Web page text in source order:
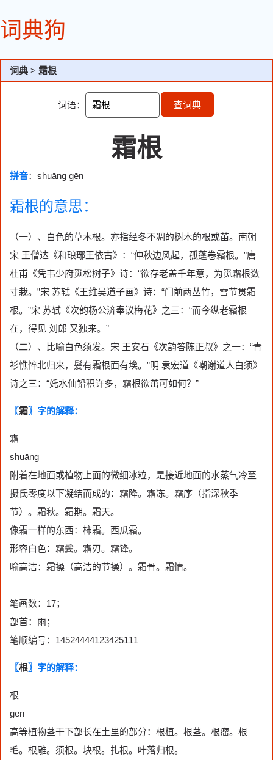
词典狗
词典 > 霜根
词语： 查词典
霜根
拼音：shuāng gēn
霜根的意思：
（一）、白色的草木根。亦指经冬不凋的树木的根或苖。南朝
宋 王僧达《和琅琊王依古》：“仲秋边风起，孤蓬卷霜根。”唐
杜甫《凭韦少府觅松树子》诗：“欲存老盖千年意，为觅霜根数
寸栽。”宋 苏轼《王维吴道子画》诗：“门前两丛竹，雪节贯霜
根。”宋 苏轼《次韵杨公济奉议梅花》之三：“而今纵老霜根
在，得见 刘郎 又独来。”
（二）、比喻白色须发。宋 王安石《次韵答陈正叔》之一：“青
衫憔悴北归来，髮有霜根面有埃。”明 袁宏道《嘲谢道人白须》
诗之三：“奼水仙铅积许多，霜根欲茁可如何？”
〖霜〗字的解释：
霜
shuāng
附着在地面或植物上面的微细冰粒，是接近地面的水蒸气冷至
摄氏零度以下凝结而成的：霜降。霜冻。霜序（指深秋季
节）。霜秋。霜期。霜天。
像霜一样的东西：柿霜。西瓜霜。
形容白色：霜鬓。霜刃。霜锋。
喻高洁：霜操（高洁的节操）。霜骨。霜情。
笔画数：17；
部首：雨；
笔顺编号：14524444123425111
〖根〗字的解释：
根
gēn
高等植物茎干下部长在土里的部分：根植。根茎。根瘤。根
毛。根雕。须根。块根。扎根。叶落归根。